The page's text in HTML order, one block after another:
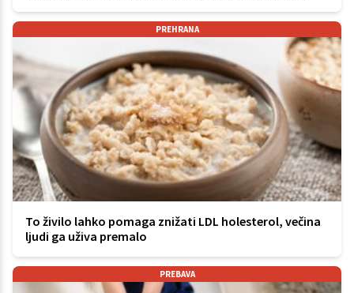
PREHRANA
To živilo lahko pomaga znižati LDL holesterol, večina
ljudi ga uživa premalo
PREBAVA